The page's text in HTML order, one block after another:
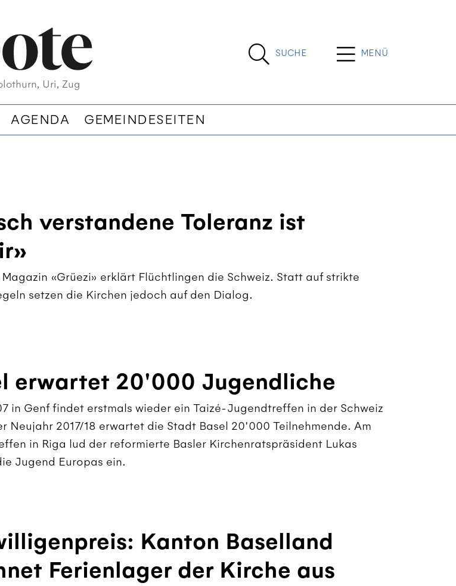
Uri, Zug
SUCHE MENÜ
AGENDA GEMEINDESEITEN
verstandene Toleranz ist
Magazin «Grüezi» erklärt Flüchtlingen die Schweiz. Statt auf strikte
setzen die Kirchen jedoch auf den Dialog.
erwartet 20'000 Jugendliche
in Genf findet erstmals wieder ein Taizé-Jugendtreffen in der Schweiz
Neujahr 2017/18 erwartet die Stadt Basel 20'000 Teilnehmende. Am
in Riga lud der reformierte Basler Kirchenratspräsident Lukas
Jugend Europas ein.
Kanton Baselland
Ferienlager der Kirche aus